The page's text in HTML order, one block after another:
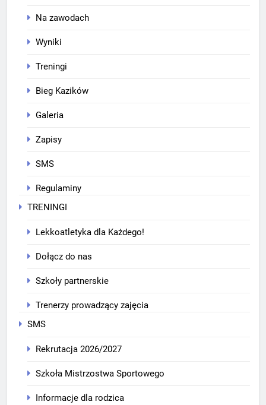
Na zawodach
Wyniki
Treningi
Bieg Kazików
Galeria
Zapisy
SMS
Regulaminy
TRENINGI
Lekkoatletyka dla Każdego!
Dołącz do nas
Szkoły partnerskie
Trenerzy prowadzący zajęcia
SMS
Rekrutacja 2026/2027
Szkoła Mistrzostwa Sportowego
Informacje dla rodzica